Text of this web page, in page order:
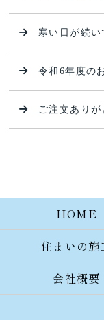
寒い日が続い
令和6年度の
ご注文ありが
HOME
住まいの施
会社概要